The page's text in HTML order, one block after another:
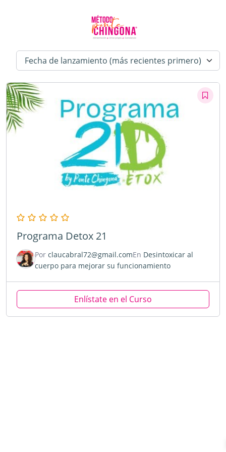
Programa Detox 21
Por claucabral72@gmail.comEn Desintoxicar al
cuerpo para mejorar su funcionamiento
Enlístate en el Curso